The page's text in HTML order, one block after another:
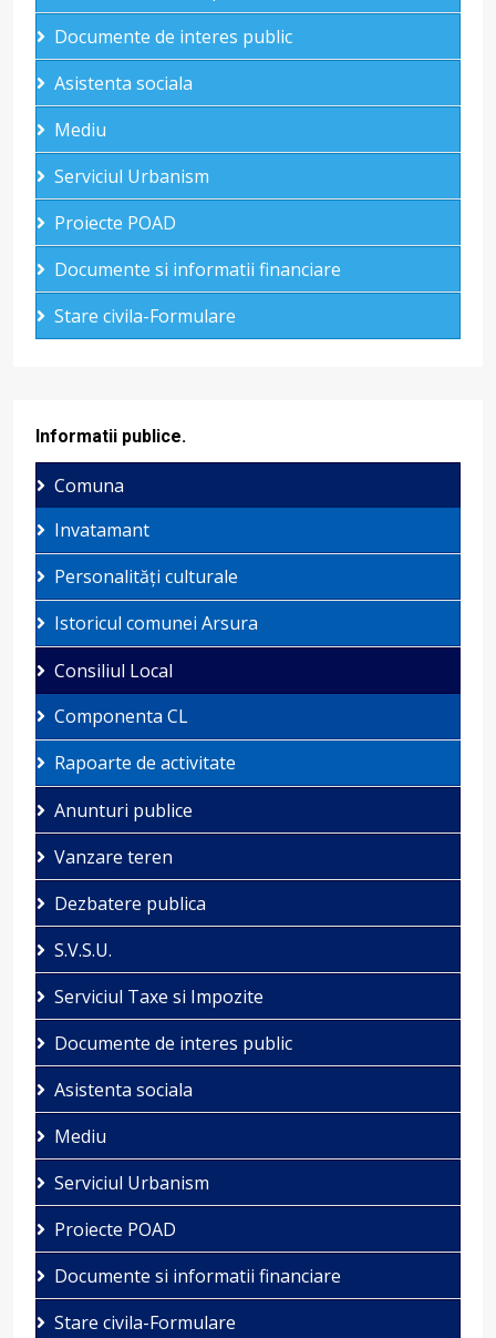
Documente de interes public
Asistenta sociala
Mediu
Serviciul Urbanism
Proiecte POAD
Documente si informatii financiare
Stare civila-Formulare
Informatii publice.
Comuna
Invatamant
Personalități culturale
Istoricul comunei Arsura
Consiliul Local
Componenta CL
Rapoarte de activitate
Anunturi publice
Vanzare teren
Dezbatere publica
S.V.S.U.
Serviciul Taxe si Impozite
Documente de interes public
Asistenta sociala
Mediu
Serviciul Urbanism
Proiecte POAD
Documente si informatii financiare
Stare civila-Formulare